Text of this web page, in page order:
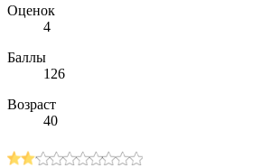
Оценок
4
Баллы
126
Возраст
40